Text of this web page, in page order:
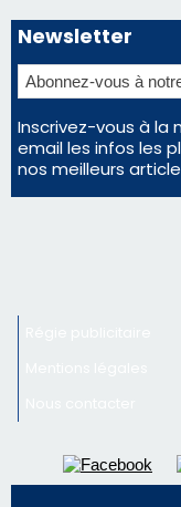
Éclipse du 12
profiter
En Corse, un
consommation
La gendarmerie
face à une